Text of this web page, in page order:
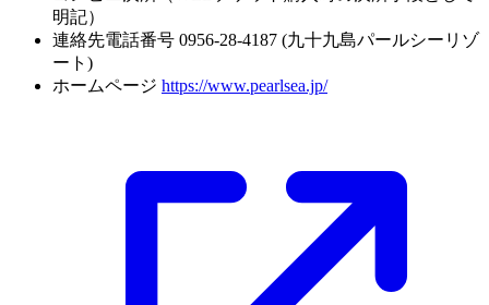
明記）
連絡先電話番号 0956-28-4187 (九十九島パールシーリゾ
ート)
ホームページ https://www.pearlsea.jp/